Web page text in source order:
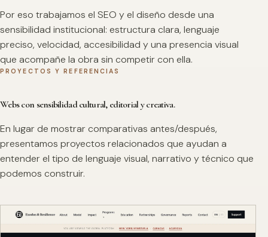
Por eso trabajamos el SEO y el diseño desde una
sensibilidad institucional: estructura clara, lenguaje
preciso, velocidad, accesibilidad y una presencia visual
que acompañe la obra sin competir con ella.
PROYECTOS Y REFERENCIAS
Webs con sensibilidad cultural, editorial y creativa.
En lugar de mostrar comparativas antes/después,
presentamos proyectos relacionados que ayudan a
entender el tipo de lenguaje visual, narrativo y técnico que
podemos construir.